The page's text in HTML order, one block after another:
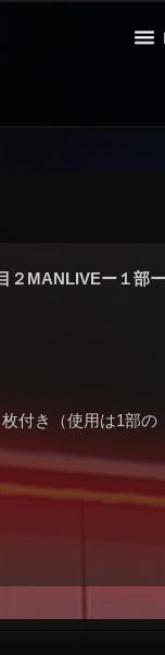
２MANLIVEー１部
付き（使用は1部の